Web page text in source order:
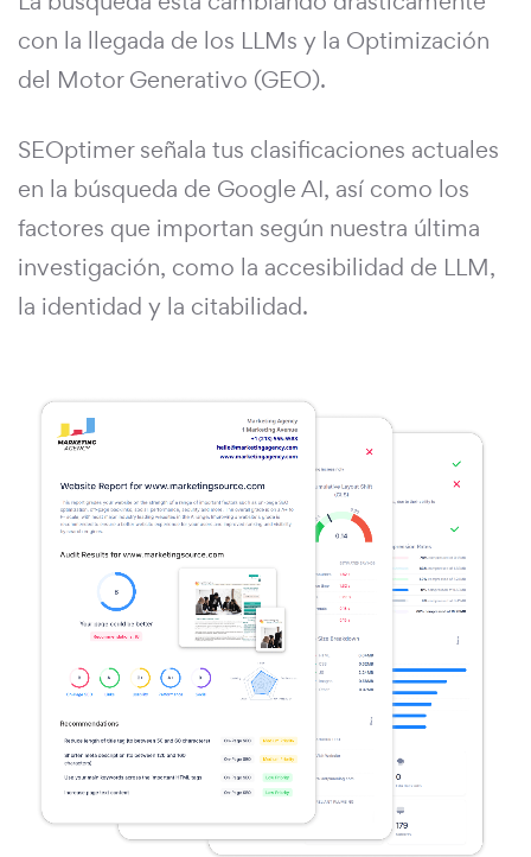
con la llegada de los LLMs y la Optimización
del Motor Generativo (GEO).
SEOptimer señala tus clasificaciones actuales
en la búsqueda de Google AI, así como los
factores que importan según nuestra última
investigación, como la accesibilidad de LLM,
la identidad y la citabilidad.